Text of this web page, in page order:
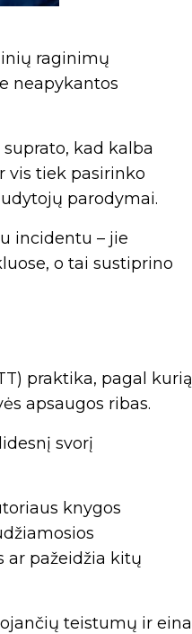
raginimų
neapykantos
kad kalba
vis tiek pasirinko
parodymai.
incidentu – jie
o tai sustiprino
praktika, pagal kurią
apsaugos ribas.
svorį
knygos
ar pažeidžia kitų
teistumų ir eina